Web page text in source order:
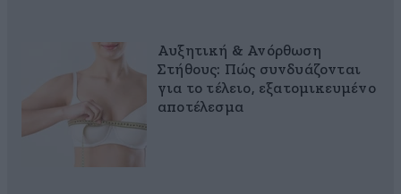
Αυξητική & Ανόρθωση
Στήθους: Πώς συνδυάζονται
για το τέλειο, εξατομικευμένο
αποτέλεσμα